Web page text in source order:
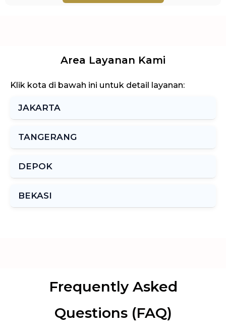
Area Layanan Kami
Klik kota di bawah ini untuk detail layanan:
JAKARTA
TANGERANG
DEPOK
BEKASI
Frequently Asked
Questions (FAQ)